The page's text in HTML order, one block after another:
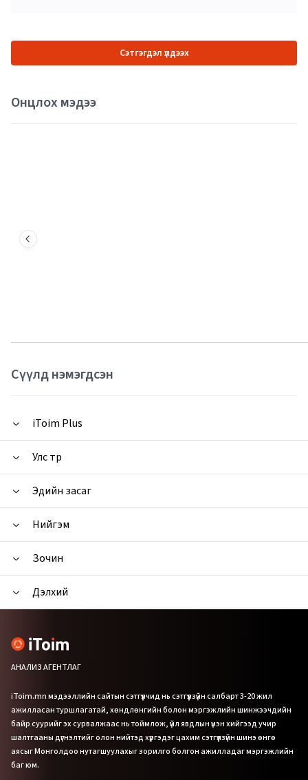
Сэтгэгдэл үлдээх
Онцлох мэдээ
Сүүлд нэмэгдсэн
iToim Plus
Улс төр
Эдийн засаг
Нийгэм
Зочин
Дэлхий
АНАЛИЗ АГЕНТЛАГ
iToim.mn мэдээллийн сайтын сэтгүүлчид нь сэтгүүлзүйн салбарт 3-20 жил
ажилласан туршлагатай, хөндлөнгийн болон мэргэжлийн шинжээчдийн
байр суурийг эх сурвалжаас нь тоймлож, үйл явдлын үнэн хийгээд учир
шалтгааны дүгнэлтийг олон нийтэд хүргэдэг цахим сэтгүүлзүйн шинэ өнгө
аясыг Монголдоо нутагшуулахыг зорилго болгон ажилладаг мэргэжлийн
баг юм.